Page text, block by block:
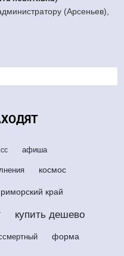
(Арсеньев),
афиша
космос
край
купить дешево
форма